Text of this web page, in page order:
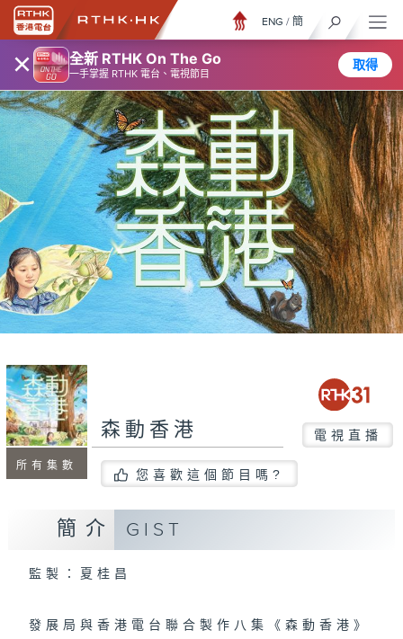
× 全新 RTHK On The Go
一手掌握 RTHK 電台、電視節目
取得
ENG / 簡
所有集數
森動香港 電視直播
您喜歡這個節目嗎?
簡介 GIST
監製：夏桂昌
發展局與香港電台聯合製作八集《森動香港》